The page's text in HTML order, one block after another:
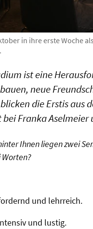
in ihre erste Woche
ist eine
neue
die Erstis aus
Franka
Ihnen liegen zwei
und lehrreich.
und lustig.